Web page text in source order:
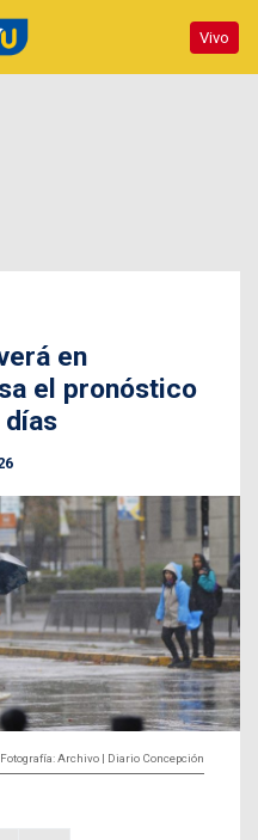
Vivo
en
el pronóstico
Fotografía: Archivo | Diario Concepción